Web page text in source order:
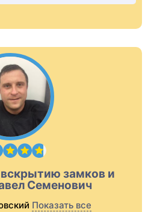
замков и
Семенович
Показать все